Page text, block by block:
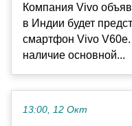
Компания Vivo
в Индии будет
смартфон Vivo
наличие основной...
13:00, 12 Окт